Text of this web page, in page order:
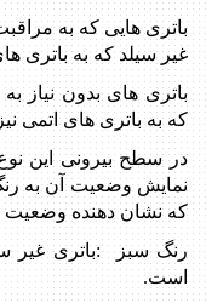
باتری هایی که به
غیر سیلد که به باتری
باتری های بدون نیاز
که به باتری های اتمی
در سطح بیرونی این
نمایش وضعیت آن به
که نشان دهنده وضعیت
رنگ سبز:باتری
است.